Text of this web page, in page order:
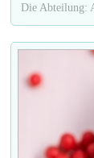
Die Abteilung: